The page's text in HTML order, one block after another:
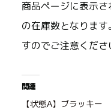
商品ページに表示
の在庫数となりま
すのでご注意くださ
関連
【状態A】ブラッキー